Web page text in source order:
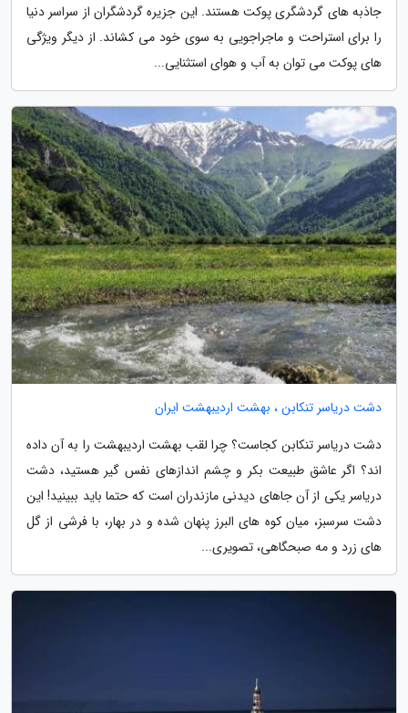
جاذبه های گردشگری پوکت هستند. این جزیره گردشگران از سراسر دنیا
را برای استراحت و ماجراجویی به سوی خود می کشاند. از دیگر ویژگی
های پوکت می توان به آب و هوای استثنایی...
دشت دریاسر تنکابن ، بهشت اردیبهشت ایران
دشت دریاسر تنکابن کجاست؟ چرا لقب بهشت اردیبهشت را به آن داده
اند؟ اگر عاشق طبیعت بکر و چشم اندازهای نفس گیر هستید، دشت
دریاسر یکی از آن جاهای دیدنی مازندران است که حتما باید ببینید! این
دشت سرسبز، میان کوه های البرز پنهان شده و در بهار، با فرشی از گل
های زرد و مه صبحگاهی، تصویری...